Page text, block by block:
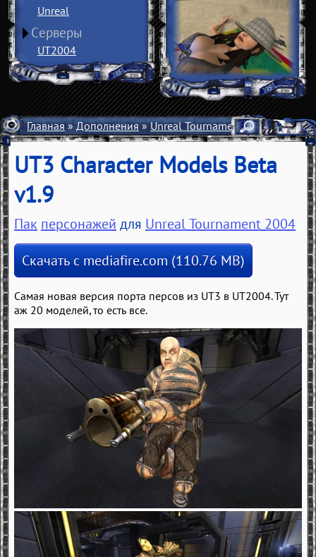
Unreal
Серверы
UT2004
Главная»Дополнения»Unreal Tournament 2004»
UT3 Character Models Beta
v1.9
Пак персонажей для Unreal Tournament 2004
Скачать с mediafire.com (110.76 MB)
Самая новая версия порта персов из UT3 в UT2004. Тут
аж 20 моделей, то есть все.